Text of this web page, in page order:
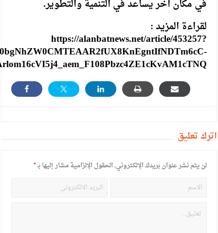
في مكان آخر يساعد في التنمية والتطوير.
لقراءة المزيد :
https://alanbatnews.net/article/453257?
أترك تعليق
لن يتم نشر عنوان بريدك الإلكتروني.الحقول الإلزامية مشار إليها بـ*